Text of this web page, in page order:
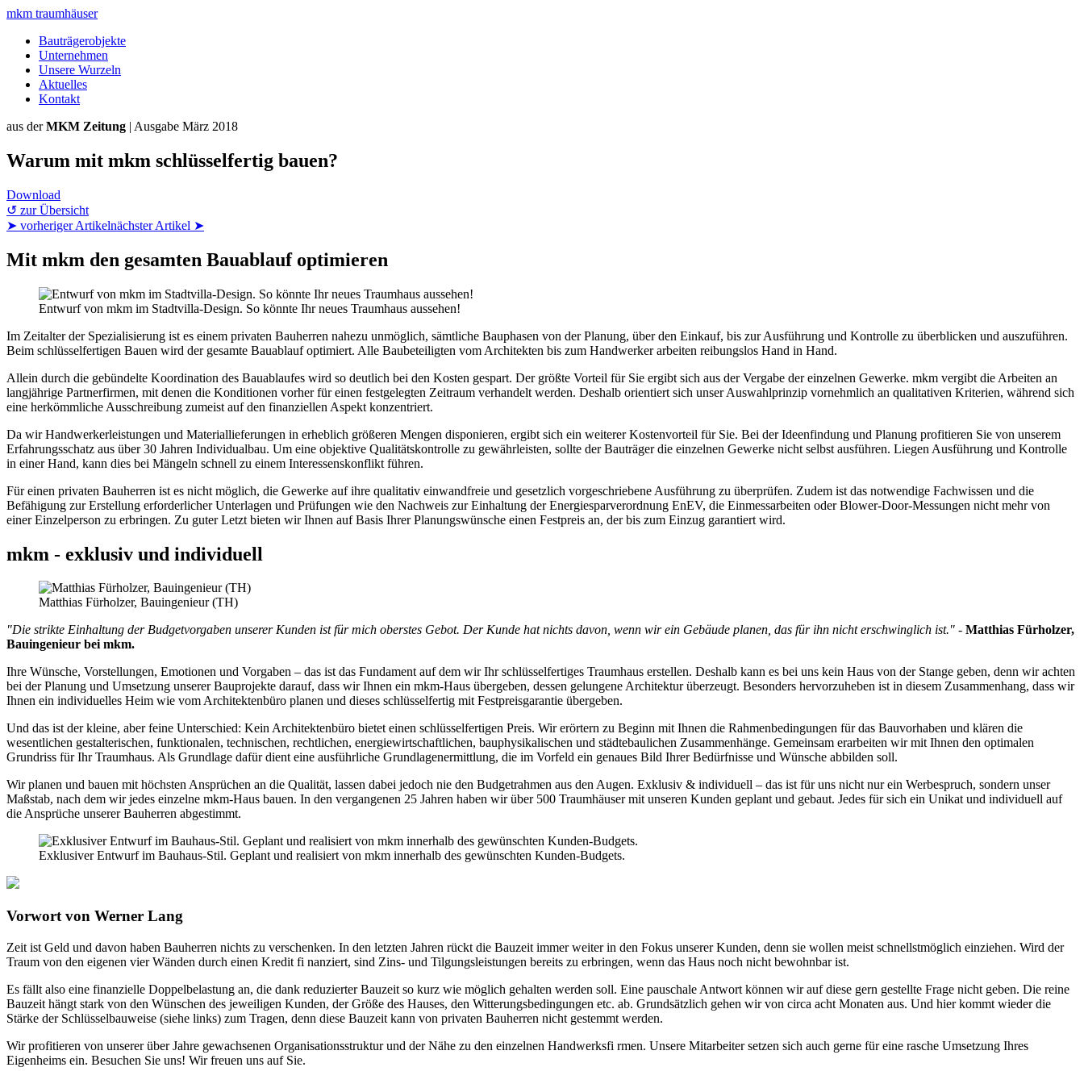
mkm traumhäuser
Bauträgerobjekte
Unternehmen
Unsere Wurzeln
Aktuelles
Kontakt
aus derMKM Zeitung | Ausgabe März 2018
Warum mit mkm schlüsselfertig bauen?
Download
↺ zur Übersicht
➤ vorheriger Artikelnächster Artikel ➤
Mit mkm den gesamten Bauablauf optimieren
Entwurf von mkm im Stadtvilla-Design. So könnte Ihr neues Traumhaus aussehen!
Im Zeitalter der Spezialisierung ist es einem privaten Bauherren nahezu unmöglich, sämtliche Bauphasen von der Planung, über den Einkauf, bis zur Ausführung und Kontrolle zu überblicken und auszuführen.
Beim schlüsselfertigen Bauen wird der gesamte Bauablauf optimiert. Alle Baubeteiligten vom Architekten bis zum Handwerker arbeiten reibungslos Hand in Hand.
Allein durch die gebündelte Koordination des Bauablaufes wird so deutlich bei den Kosten gespart. Der größte Vorteil für Sie ergibt sich aus der Vergabe der einzelnen Gewerke. mkm vergibt die Arbeiten an
langjährige Partnerfirmen, mit denen die Konditionen vorher für einen festgelegten Zeitraum verhandelt werden. Deshalb orientiert sich unser Auswahlprinzip vornehmlich an qualitativen Kriterien, während sich
eine herkömmliche Ausschreibung zumeist auf den finanziellen Aspekt konzentriert.
Da wir Handwerkerleistungen und Materiallieferungen in erheblich größeren Mengen disponieren, ergibt sich ein weiterer Kostenvorteil für Sie. Bei der Ideenfindung und Planung profitieren Sie von unserem
Erfahrungsschatz aus über 30 Jahren Individualbau. Um eine objektive Qualitätskontrolle zu gewährleisten, sollte der Bauträger die einzelnen Gewerke nicht selbst ausführen. Liegen Ausführung und Kontrolle
in einer Hand, kann dies bei Mängeln schnell zu einem Interessenskonflikt führen.
Für einen privaten Bauherren ist es nicht möglich, die Gewerke auf ihre qualitativ einwandfreie und gesetzlich vorgeschriebene Ausführung zu überprüfen. Zudem ist das notwendige Fachwissen und die
Befähigung zur Erstellung erforderlicher Unterlagen und Prüfungen wie den Nachweis zur Einhaltung der Energiesparverordnung EnEV, die Einmessarbeiten oder Blower-Door-Messungen nicht mehr von
einer Einzelperson zu erbringen. Zu guter Letzt bieten wir Ihnen auf Basis Ihrer Planungswünsche einen Festpreis an, der bis zum Einzug garantiert wird.
mkm - exklusiv und individuell
Matthias Fürholzer, Bauingenieur (TH)
"Die strikte Einhaltung der Budgetvorgaben unserer Kunden ist für mich oberstes Gebot. Der Kunde hat nichts davon, wenn wir ein Gebäude planen, das für ihn nicht erschwinglich ist." - Matthias Fürholzer,
Bauingenieur bei mkm.
Ihre Wünsche, Vorstellungen, Emotionen und Vorgaben – das ist das Fundament auf dem wir Ihr schlüsselfertiges Traumhaus erstellen. Deshalb kann es bei uns kein Haus von der Stange geben, denn wir achten
bei der Planung und Umsetzung unserer Bauprojekte darauf, dass wir Ihnen ein mkm-Haus übergeben, dessen gelungene Architektur überzeugt. Besonders hervorzuheben ist in diesem Zusammenhang, dass wir
Ihnen ein individuelles Heim wie vom Architektenbüro planen und dieses schlüsselfertig mit Festpreisgarantie übergeben.
Und das ist der kleine, aber feine Unterschied: Kein Architektenbüro bietet einen schlüsselfertigen Preis. Wir erörtern zu Beginn mit Ihnen die Rahmenbedingungen für das Bauvorhaben und klären die
wesentlichen gestalterischen, funktionalen, technischen, rechtlichen, energiewirtschaftlichen, bauphysikalischen und städtebaulichen Zusammenhänge. Gemeinsam erarbeiten wir mit Ihnen den optimalen
Grundriss für Ihr Traumhaus. Als Grundlage dafür dient eine ausführliche Grundlagenermittlung, die im Vorfeld ein genaues Bild Ihrer Bedürfnisse und Wünsche abbilden soll.
Wir planen und bauen mit höchsten Ansprüchen an die Qualität, lassen dabei jedoch nie den Budgetrahmen aus den Augen. Exklusiv & individuell – das ist für uns nicht nur ein Werbespruch, sondern unser
Maßstab, nach dem wir jedes einzelne mkm-Haus bauen. In den vergangenen 25 Jahren haben wir über 500 Traumhäuser mit unseren Kunden geplant und gebaut. Jedes für sich ein Unikat und individuell auf
die Ansprüche unserer Bauherren abgestimmt.
Exklusiver Entwurf im Bauhaus-Stil. Geplant und realisiert von mkm innerhalb des gewünschten Kunden-Budgets.
Vorwort von Werner Lang
Zeit ist Geld und davon haben Bauherren nichts zu verschenken. In den letzten Jahren rückt die Bauzeit immer weiter in den Fokus unserer Kunden, denn sie wollen meist schnellstmöglich einziehen. Wird der
Traum von den eigenen vier Wänden durch einen Kredit fi nanziert, sind Zins- und Tilgungsleistungen bereits zu erbringen, wenn das Haus noch nicht bewohnbar ist.
Es fällt also eine finanzielle Doppelbelastung an, die dank reduzierter Bauzeit so kurz wie möglich gehalten werden soll. Eine pauschale Antwort können wir auf diese gern gestellte Frage nicht geben. Die reine
Bauzeit hängt stark von den Wünschen des jeweiligen Kunden, der Größe des Hauses, den Witterungsbedingungen etc. ab. Grundsätzlich gehen wir von circa acht Monaten aus. Und hier kommt wieder die
Stärke der Schlüsselbauweise (siehe links) zum Tragen, denn diese Bauzeit kann von privaten Bauherren nicht gestemmt werden.
Wir profitieren von unserer über Jahre gewachsenen Organisationsstruktur und der Nähe zu den einzelnen Handwerksfi rmen. Unsere Mitarbeiter setzen sich auch gerne für eine rasche Umsetzung Ihres
Eigenheims ein. Besuchen Sie uns! Wir freuen uns auf Sie.